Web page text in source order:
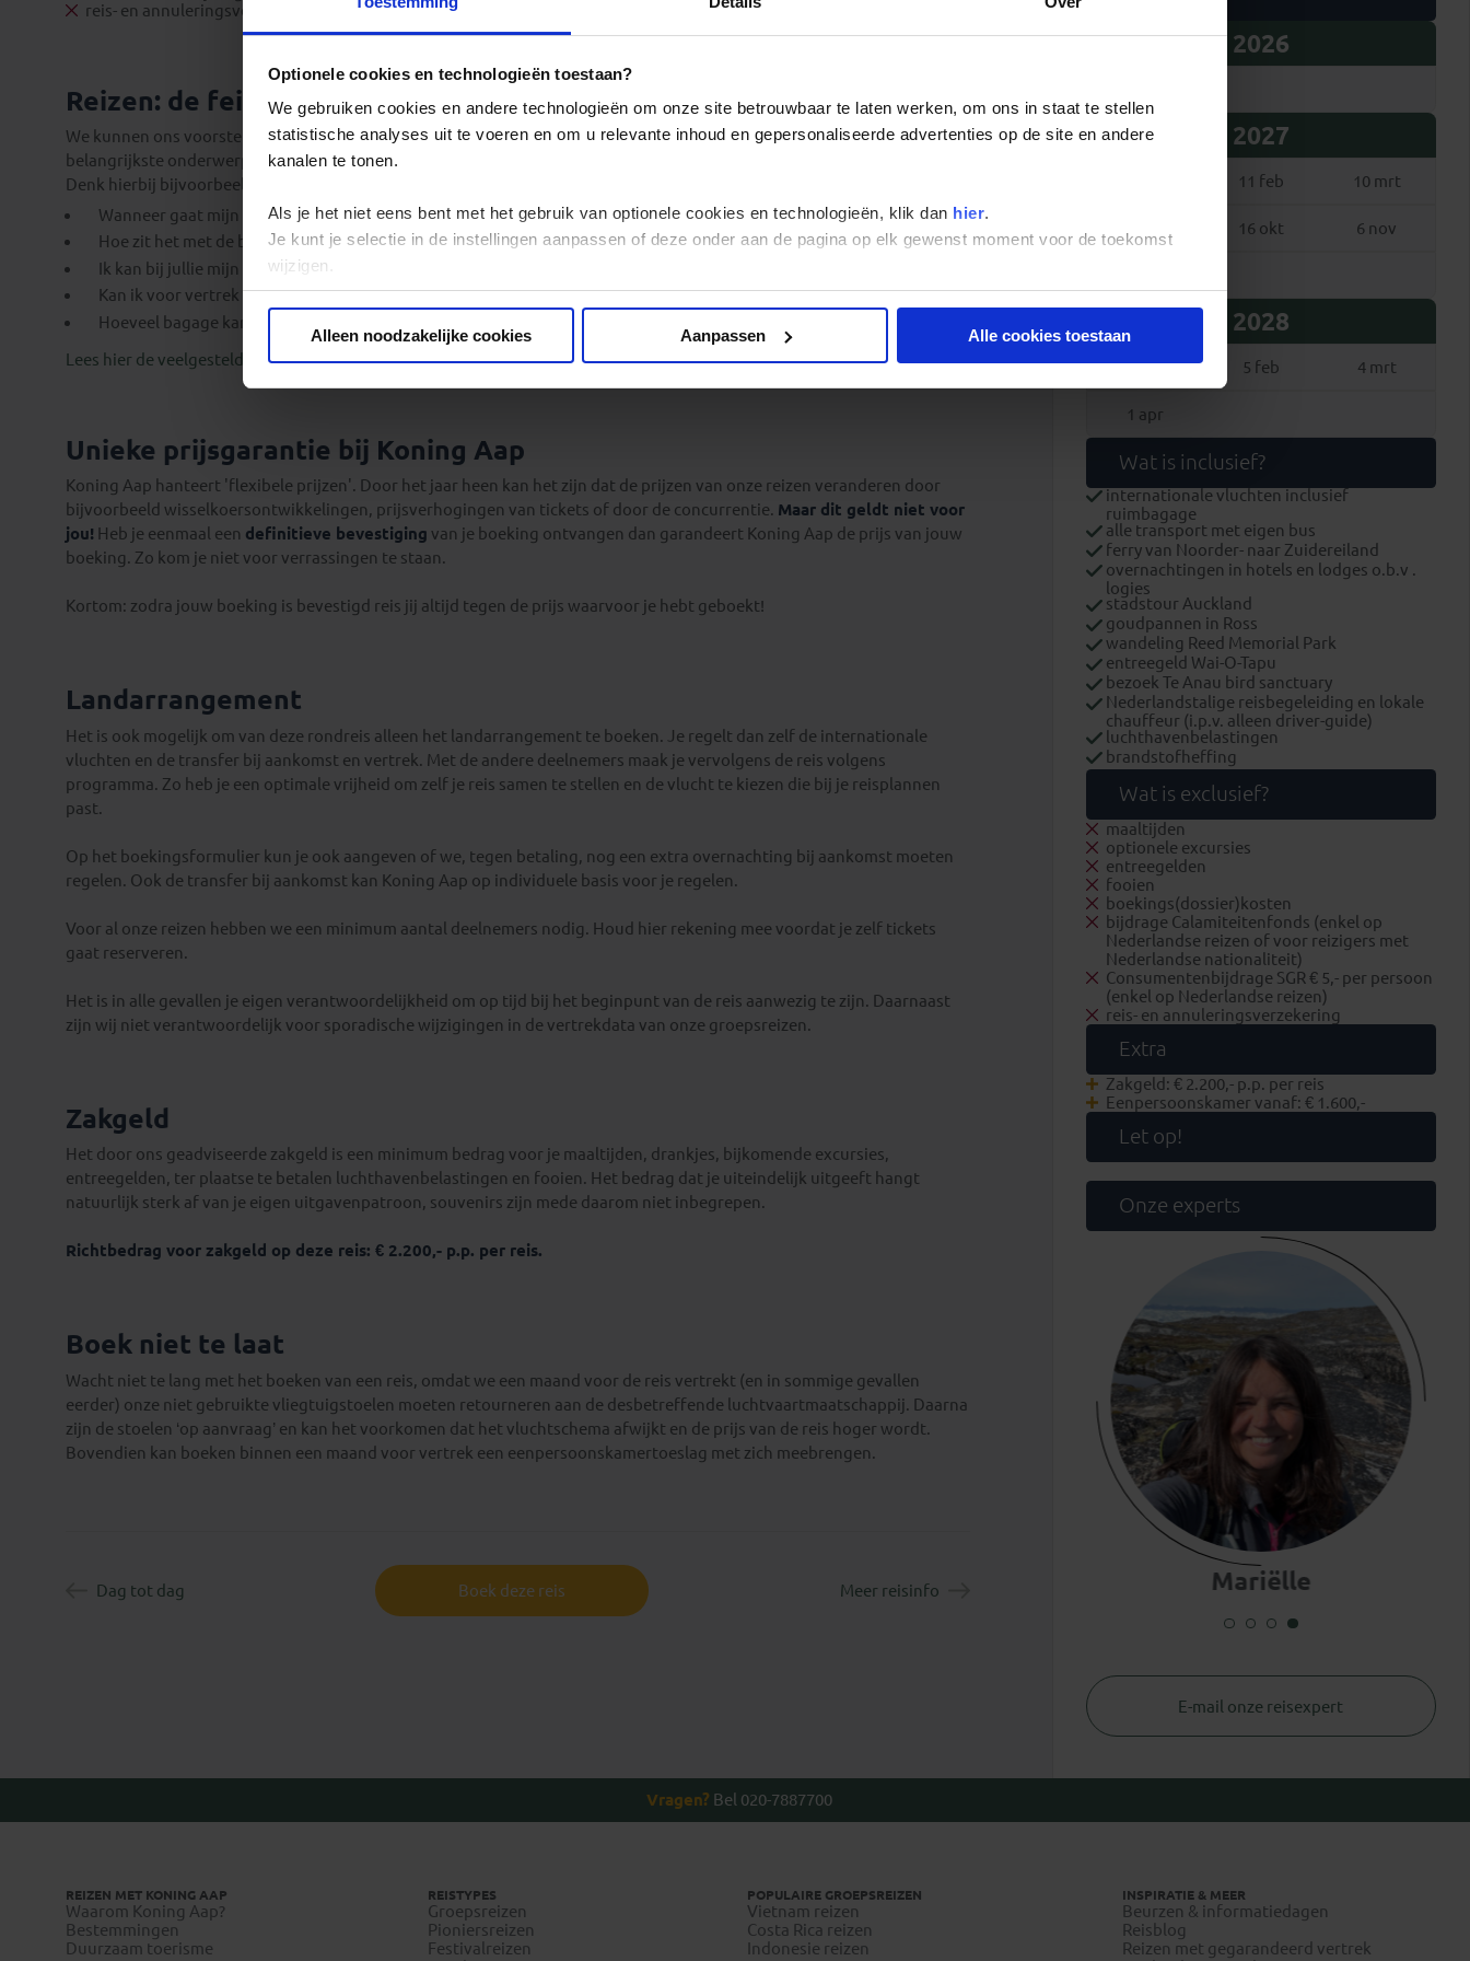
Optionele cookies en technologieën toestaan?
We gebruiken cookies en andere technologieën om onze site betrouwbaar te laten werken, om ons in staat te stellen
statistische analyses uit te voeren en om u relevante inhoud en gepersonaliseerde advertenties op de site en andere
kanalen te tonen.
Als je het niet eens bent met het gebruik van optionele cookies en technologieën, klik dan hier.
Je kunt je selectie in de instellingen aanpassen of deze onder aan de pagina op elk gewenst moment voor de toekomst
wijzigen.
Alleen noodzakelijke cookies
Aanpassen Alle cookies toestaan
reis- en annuleringsverzekering
Reizen: de feiten op een rij
We kunnen ons voorstellen dat je nog vragen hebt over hoe wij onze reizen organiseren. Daarom hebben wij voor de
belangrijkste onderwerpen een speciale pagina samengesteld met daarop de antwoorden op de meest gestelde vragen.
Denk hierbij bijvoorbeeld aan vragen als:
Wanneer gaat mijn reis gegarandeerd door?
Hoe zit het met de betaling van mijn reis?
Ik kan bij jullie mijn eigen vlucht kiezen. Hoe werkt dat?
Kan ik voor vertrek een specifieke stoel in het vliegtuig reserveren?
Hoeveel bagage kan ik meenemen?
Lees hier de veelgestelde vragen
Unieke prijsgarantie bij Koning Aap
Koning Aap hanteert 'flexibele prijzen'. Door het jaar heen kan het zijn dat de prijzen van onze reizen veranderen door
bijvoorbeeld wisselkoersontwikkelingen, prijsverhogingen van tickets of door de concurrentie. Maar dit geldt niet voor
jou! Heb je eenmaal een definitieve bevestiging van je boeking ontvangen dan garandeert Koning Aap de prijs van jouw
boeking. Zo kom je niet voor verrassingen te staan.
Kortom: zodra jouw boeking is bevestigd reis jij altijd tegen de prijs waarvoor je hebt geboekt!
Landarrangement
Het is ook mogelijk om van deze rondreis alleen het landarrangement te boeken. Je regelt dan zelf de internationale
vluchten en de transfer bij aankomst en vertrek. Met de andere deelnemers maak je vervolgens de reis volgens
programma. Zo heb je een optimale vrijheid om zelf je reis samen te stellen en de vlucht te kiezen die bij je reisplannen
past.
Op het boekingsformulier kun je ook aangeven of we, tegen betaling, nog een extra overnachting bij aankomst moeten
regelen. Ook de transfer bij aankomst kan Koning Aap op individuele basis voor je regelen.
Voor al onze reizen hebben we een minimum aantal deelnemers nodig. Houd hier rekening mee voordat je zelf tickets
gaat reserveren.
Het is in alle gevallen je eigen verantwoordelijkheid om op tijd bij het beginpunt van de reis aanwezig te zijn. Daarnaast
zijn wij niet verantwoordelijk voor sporadische wijzigingen in de vertrekdata van onze groepsreizen.
Zakgeld
Het door ons geadviseerde zakgeld is een minimum bedrag voor je maaltijden, drankjes, bijkomende excursies,
entreegelden, ter plaatse te betalen luchthavenbelastingen en fooien. Het bedrag dat je uiteindelijk uitgeeft hangt
natuurlijk sterk af van je eigen uitgavenpatroon, souvenirs zijn mede daarom niet inbegrepen.
Richtbedrag voor zakgeld op deze reis: € 2.200,- p.p. per reis.
Boek niet te laat
Wacht niet te lang met het boeken van een reis, omdat we een maand voor de reis vertrekt (en in sommige gevallen
eerder) onze niet gebruikte vliegtuigstoelen moeten retourneren aan de desbetreffende luchtvaartmaatschappij. Daarna
zijn de stoelen ‘op aanvraag’ en kan het voorkomen dat het vluchtschema afwijkt en de prijs van de reis hoger wordt.
Bovendien kan boeken binnen een maand voor vertrek een eenpersoonskamertoeslag met zich meebrengen.
Dag tot dag Boek deze reis Meer reisinfo
2026
2027
11 feb 10 mrt
16 okt 6 nov
2028
15 jan 5 feb 4 mrt
1 apr
Wat is inclusief?
internationale vluchten inclusief
ruimbagage
alle transport met eigen bus
ferry van Noorder- naar Zuidereiland
overnachtingen in hotels en lodges o.b.v .
logies
stadstour Auckland
goudpannen in Ross
wandeling Reed Memorial Park
entreegeld Wai-O-Tapu
bezoek Te Anau bird sanctuary
Nederlandstalige reisbegeleiding en lokale
chauffeur (i.p.v. alleen driver-guide)
luchthavenbelastingen
brandstofheffing
Wat is exclusief?
maaltijden
optionele excursies
entreegelden
fooien
boekings(dossier)kosten
bijdrage Calamiteitenfonds (enkel op
Nederlandse reizen of voor reizigers met
Nederlandse nationaliteit)
Consumentenbijdrage SGR € 5,- per persoon
(enkel op Nederlandse reizen)
reis- en annuleringsverzekering
Extra
Zakgeld: € 2.200,- p.p. per reis
Eenpersoonskamer vanaf: € 1.600,-
Let op!
Onze experts
Anna Carla Mariëlle
E-mail onze reisexpert
Vragen? Bel 020-7887700
REIZEN MET KONING AAP
Waarom Koning Aap?
Bestemmingen
Duurzaam toerisme
REISTYPES
Groepsreizen
Pioniersreizen
Festivalreizen
POPULAIRE GROEPSREIZEN
Vietnam reizen
Costa Rica reizen
Indonesie reizen
INSPIRATIE & MEER
Beurzen & informatiedagen
Reisblog
Reizen met gegarandeerd vertrek